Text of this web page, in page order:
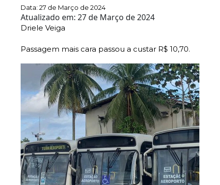
Data: 27 de Março de 2024
Atualizado em: 27 de Março de 2024
Driele Veiga
Passagem mais cara passou a custar R$ 10,70.